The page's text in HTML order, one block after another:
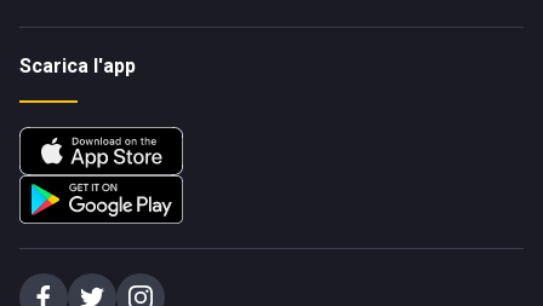
Scarica l'app